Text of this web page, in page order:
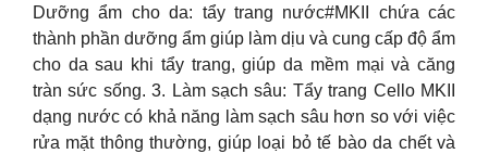
Dưỡng ẩm cho da: tẩy trang nước#MKII chứa các
thành phần dưỡng ẩm giúp làm dịu và cung cấp độ ẩm
cho da sau khi tẩy trang, giúp da mềm mại và căng
tràn sức sống. 3. Làm sạch sâu: Tẩy trang Cello MKII
dạng nước có khả năng làm sạch sâu hơn so với việc
rửa mặt thông thường, giúp loại bỏ tế bào da chết và